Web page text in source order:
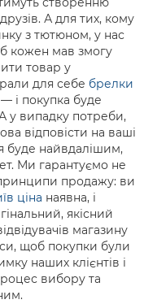
А для тих, кому
з тютюном, у нас
кожен мав змогу
товар у
для себе брелки
і покупка буде
у випадку потреби,
відповісти на ваші
буде найвдалішим,
Ми гарантуємо не
продажу: ви
ціна наявна, і
якісний
магазину
щоб покупки були
наших клієнтів і
вибору та